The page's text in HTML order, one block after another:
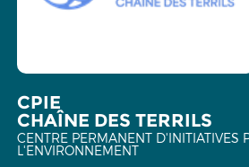
CPIE
CHAÎNE DES TERRILS
CENTRE PERMANENT D'INITIATIVES
L'ENVIRONNEMENT